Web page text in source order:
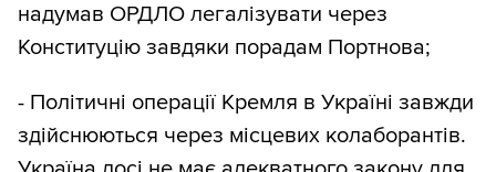
надумав ОРДЛО легалізувати через
Конституцію завдяки порадам Портнова;
- Політичні операції Кремля в Україні завжди
здійснюються через місцевих колаборантів.